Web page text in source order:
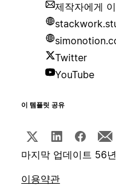
제작자에게
Twitter
YouTube
이 템플릿 공유
마지막 업데이트 56
이용약관